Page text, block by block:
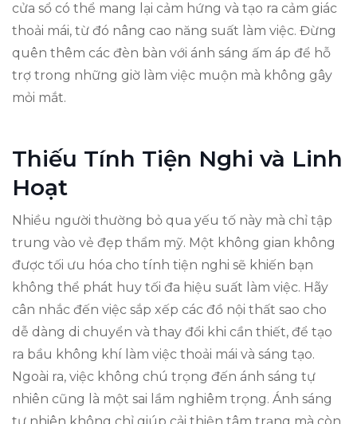
cửa sổ có thể mang lại cảm hứng và tạo ra cảm giác
thoải mái, từ đó nâng cao năng suất làm việc. Đừng
quên thêm các đèn bàn với ánh sáng ấm áp để hỗ
trợ trong những giờ làm việc muộn mà không gây
mỏi mắt.
Thiếu Tính Tiện Nghi và Linh
Hoạt
Nhiều người thường bỏ qua yếu tố này mà chỉ tập
trung vào vẻ đẹp thẩm mỹ. Một không gian không
được tối ưu hóa cho tính tiện nghi sẽ khiến bạn
không thể phát huy tối đa hiệu suất làm việc. Hãy
cân nhắc đến việc sắp xếp các đồ nội thất sao cho
dễ dàng di chuyển và thay đổi khi cần thiết, để tạo
ra bầu không khí làm việc thoải mái và sáng tạo.
Ngoài ra, việc không chú trọng đến ánh sáng tự
nhiên cũng là một sai lầm nghiêm trọng. Ánh sáng